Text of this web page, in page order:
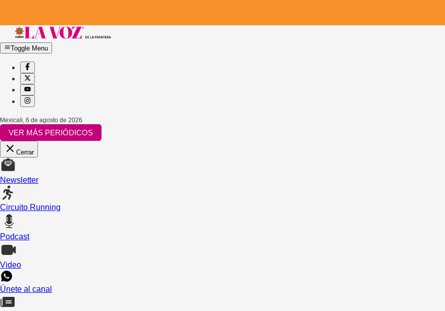
Toggle Menu
Mexicali 6 de agosto de 2026
VER MÁS PERIÓDICOS
Cerrar
Newsletter
Circuito Running
Podcast
Video
Únete al canal